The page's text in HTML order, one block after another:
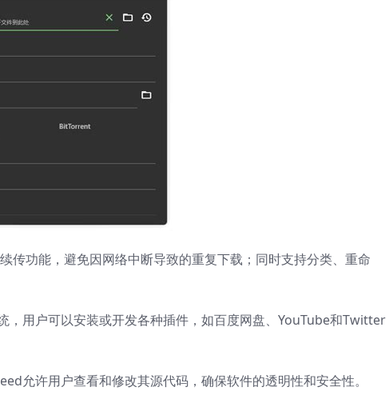
续传功能，避免因网络中断导致的重复下载；同时支持分类、重命
，用户可以安装或开发各种插件，如百度网盘、YouTube和Twitter
允许用户查看和修改其源代码，确保软件的透明性和安全性。